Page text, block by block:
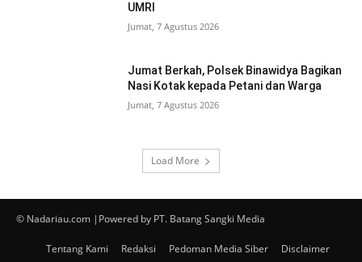
UMRI
Jumat, 7 Agustus 2026
Jumat Berkah, Polsek Binawidya Bagikan
Nasi Kotak kepada Petani dan Warga
Jumat, 7 Agustus 2026
Load More
© Nadariau.com |Powered by PT. Batang Sangki Media
Tentang Kami Redaksi Pedoman Media Siber Disclaimer